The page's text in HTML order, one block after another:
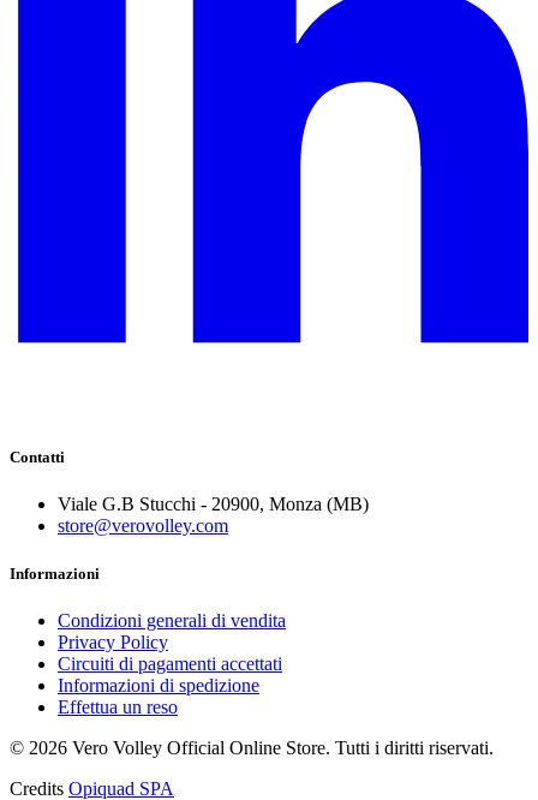
Contatti
Viale G.B Stucchi - 20900, Monza (MB)
store@verovolley.com
Informazioni
Condizioni generali di vendita
Privacy Policy
Circuiti di pagamenti accettati
Informazioni di spedizione
Effettua un reso
© 2026 Vero Volley Official Online Store. Tutti i diritti riservati.
Credits Opiquad SPA